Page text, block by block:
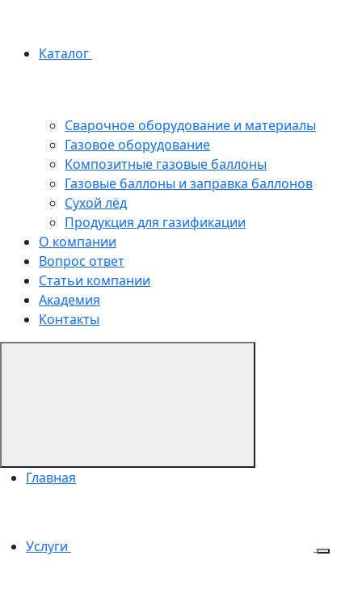
Каталог
Сварочное оборудование и материалы
Газовое оборудование
Композитные газовые баллоны
Газовые баллоны и заправка баллонов
Сухой лёд
Продукция для газификации
О компании
Вопрос ответ
Статьи компании
Академия
Контакты
Главная
Услуги